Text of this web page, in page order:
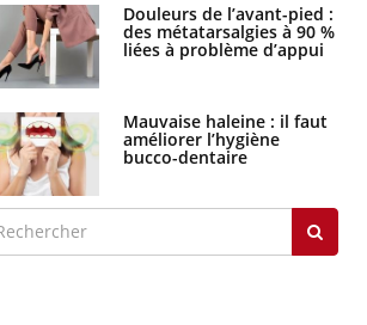
Douleurs de l’avant-pied :
des métatarsalgies à 90 %
liées à problème d’appui
Mauvaise haleine : il faut
améliorer l’hygiène
bucco-dentaire